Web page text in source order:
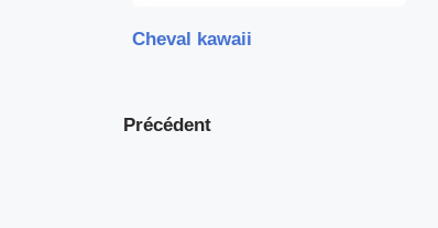
Cheval kawaii
Précédent